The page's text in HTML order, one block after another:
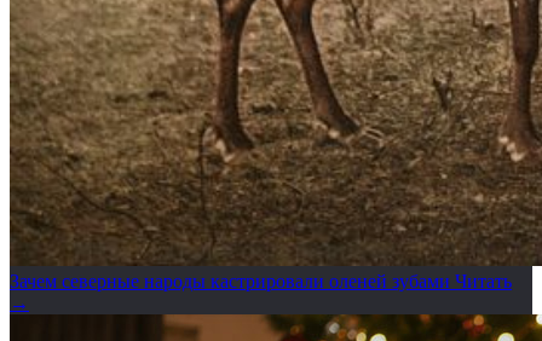
Зачем северные народы кастрировали оленей зубами Читать
→